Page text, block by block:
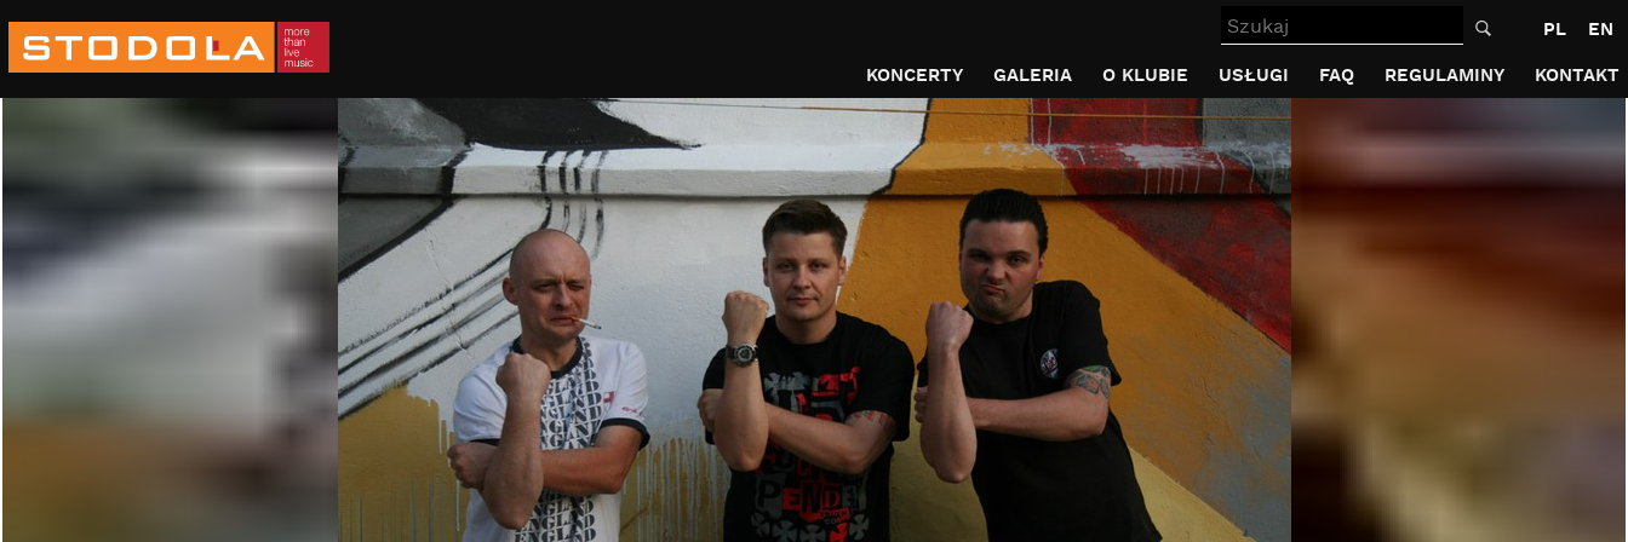
Szukaj PL
EN
KONCERTY
GALERIA O KLUBIE USŁUGI FAQ REGULAMINY KONTAKT